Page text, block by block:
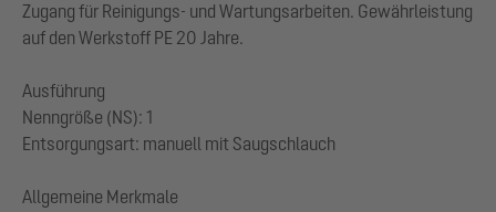
Zugang für Reinigungs- und Wartungsarbeiten. Gewährleistung
auf den Werkstoff PE 20 Jahre.
Ausführung
Nenngröße (NS): 1
Entsorgungsart: manuell mit Saugschlauch
Allgemeine Merkmale